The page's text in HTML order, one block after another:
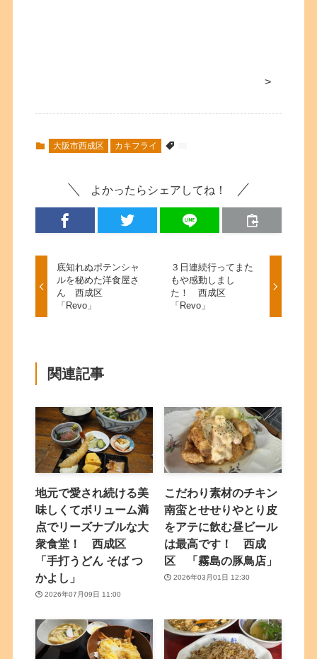
>
大阪市西成区 カキフライ
よかったらシェアしてね！
底知れぬポテンシャ
ルを秘めた洋食屋さ
ん 西成区
「Revo」
３日連続行ってまた
もや感動しまし
た！ 西成区
「Revo」
関連記事
地元で愛され続ける美
味しくてボリューム満
点でリーズナブルな大
衆食堂！ 西成区
「手打うどん そば つ
かよし」
2026年07月09日 11:00
こだわり素材のチキン
南蛮とせせりやとり皮
をアテに飲む昼ビール
は最高です！ 西成
区 「霧島の豚鳥店」
2026年03月01日 12:30